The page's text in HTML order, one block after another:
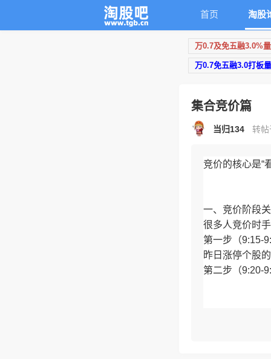
首页 淘股
万0.7及免五融3.0%
万0.7免五融3.0打板
集合竞价篇
当归134 转
竞价的核心是“
一、竞价阶段
很多人竞价时
第一步（9:15-
昨日涨停个股
第二步（9:20-